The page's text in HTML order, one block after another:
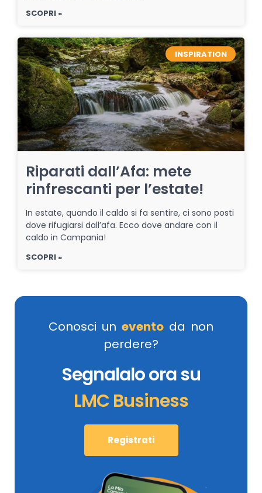
SCOPRI »
INSPIRATION
Riparati dall’Afa: mete
rinfrescanti per l’estate!
In estate, quando il caldo si fa sentire, ci sono posti
dove rifugiarsi dall’afa. Ecco dove andare con il
caldo in Campania!
SCOPRI »
Conosci un evento da non
perdere?
Segnalalo ora su
LMC Business
Registrati